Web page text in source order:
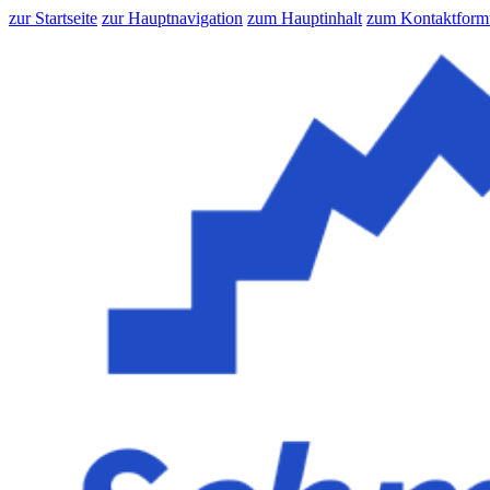
zur Startseite zur Hauptnavigation zum Hauptinhalt zum